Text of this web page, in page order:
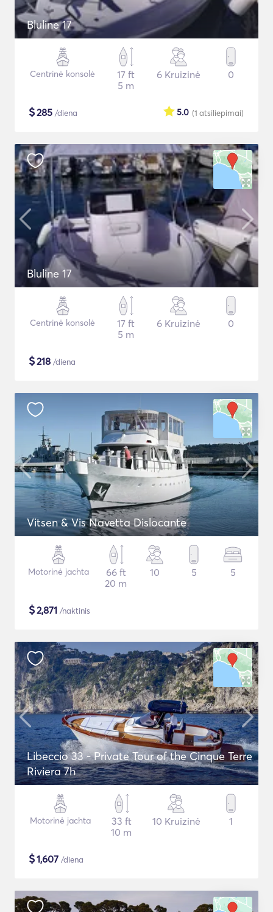
Bluline 17
Centrinė konsolė
17 ft
5 m
6 Kruizinė 0
$285 /diena (1 atsiliepimai)
5.0
Bluline 17
Centrinė konsolė
17 ft
5 m
6 Kruizinė 0
$218 /diena
Vitsen & Vis Navetta Dislocante
Motorinė jachta
66 ft
20 m
10 5 5
$2,871 /naktinis
Libeccio 33 - Private Tour of the Cinque Terre
Riviera 7h
Motorinė jachta
33 ft
10 m
10 Kruizinė 1
$1,607 /diena